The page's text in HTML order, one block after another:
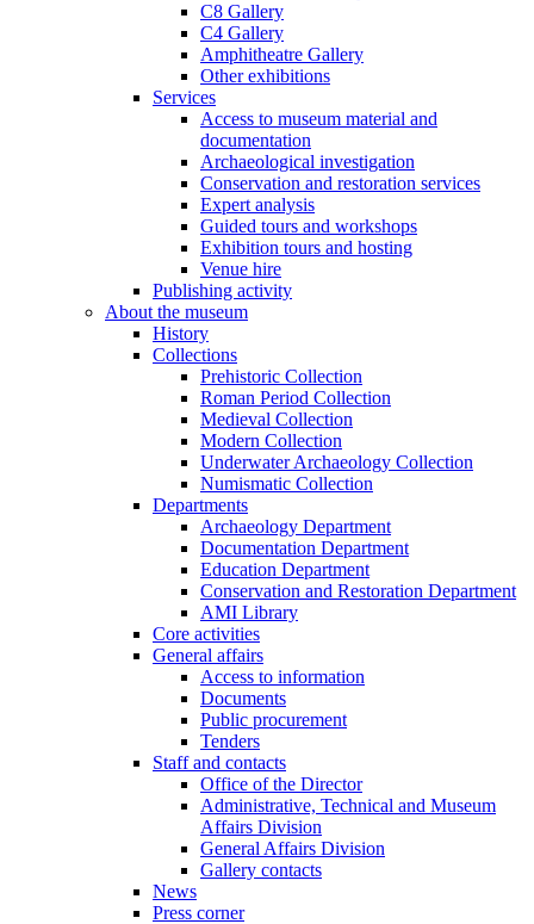
C8 Gallery
C4 Gallery
Amphitheatre Gallery
Other exhibitions
Services
Access to museum material and
documentation
Archaeological investigation
Conservation and restoration services
Expert analysis
Guided tours and workshops
Exhibition tours and hosting
Venue hire
Publishing activity
About the museum
History
Collections
Prehistoric Collection
Roman Period Collection
Medieval Collection
Modern Collection
Underwater Archaeology Collection
Numismatic Collection
Departments
Archaeology Department
Documentation Department
Education Department
Conservation and Restoration Department
AMI Library
Core activities
General affairs
Access to information
Documents
Public procurement
Tenders
Staff and contacts
Office of the Director
Administrative, Technical and Museum
Affairs Division
General Affairs Division
Gallery contacts
News
Press corner